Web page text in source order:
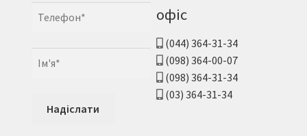
офіс
(044) 364-31-34
(098) 364-00-07
(098) 364-31-34
(03) 364-31-34